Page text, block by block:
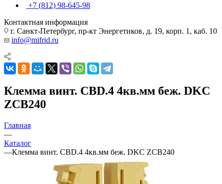
+7 (812) 98-645-98
Контактная информация
г. Санкт-Петербург, пр-кт Энергетиков, д. 19, корп. 1, каб. 10
info@mifrid.ru
Клемма винт. CBD.4 4кв.мм беж. DKC
ZCB240
Главная
—
Каталог
—Клемма винт. CBD.4 4кв.мм беж. DKC ZCB240